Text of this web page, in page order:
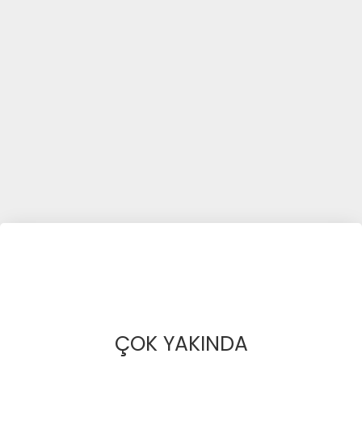
ÇOK YAKINDA